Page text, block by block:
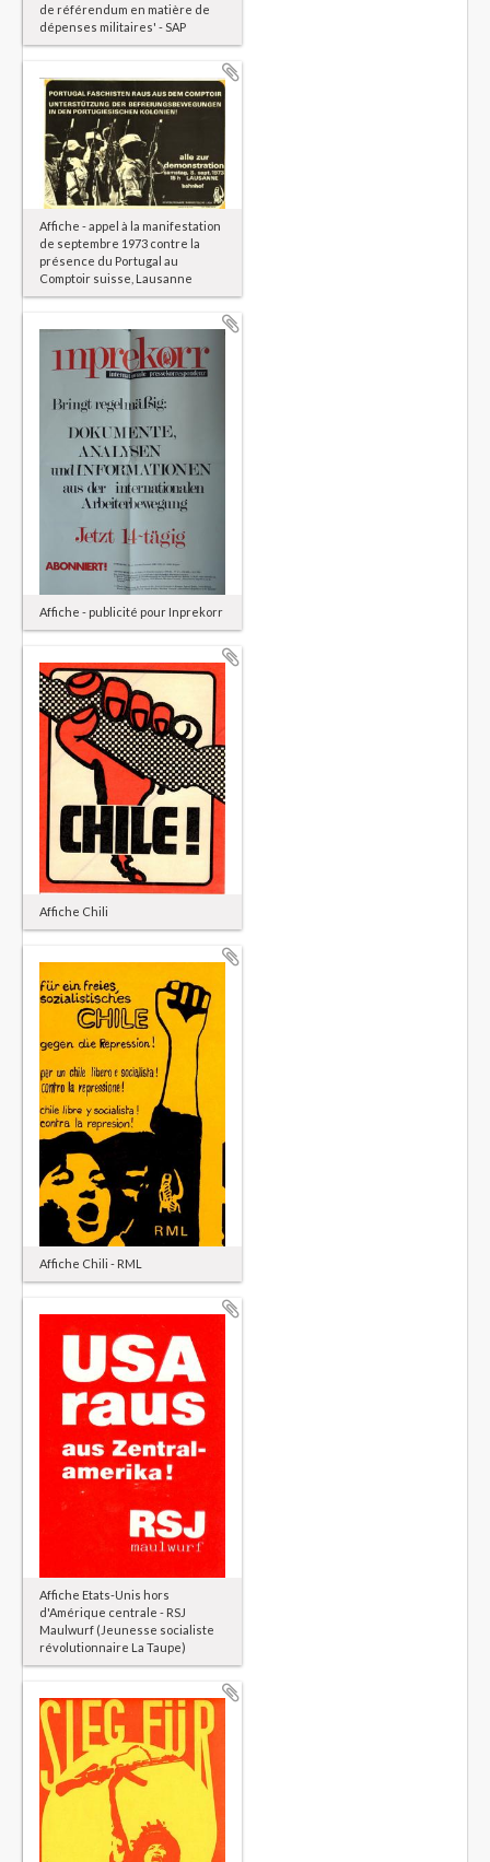
de référendum en matière de
dépenses militaires' - SAP
Affiche - appel à la manifestation
de septembre 1973 contre la
présence du Portugal au
Comptoir suisse, Lausanne
Affiche - publicité pour Inprekorr
Affiche Chili
Affiche Chili - RML
Affiche Etats-Unis hors
d'Amérique centrale - RSJ
Maulwurf (Jeunesse socialiste
révolutionnaire La Taupe)